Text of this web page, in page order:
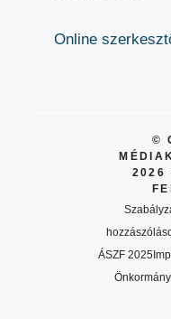
Online
©
2026
ÁSZF 2025